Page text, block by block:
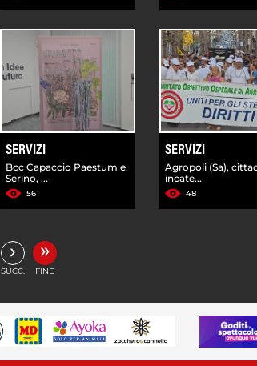
SERVIZI
Bcc Capaccio Paestum e
Serino, ...
56
SERVIZI
Agropoli (Sa),
incate...
48
›
SUCC.
»
FINE